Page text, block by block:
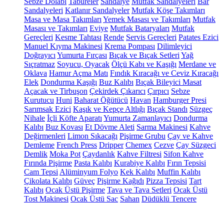
Sandalyeleri Katlanır Sandalyeler Mutfak Köşe Takımları
Masa ve Masa Takımları Yemek Masası ve Takımları Mutfak
Masası ve Takımları Eviye Mutfak Bataryaları Mutfak
Gereçleri Kesme Tahtası Rende Servis Gereçleri Patates Ezici
Manuel Kıyma Makinesi Krema Pompası Dilimleyici
Doğrayıcı Yumurta Fırçası Bıçak ve Bıçak Setleri Yağ
Sıçratmaz Soyucu, Oyacak Ölçü Kabı ve Kaşığı Merdane ve
Oklava Hamur Açma Matı Fındık Kıracağı ve Ceviz Kıracağı
Elek Dondurma Kaşığı Buz Kalıbı Bıçak Bileyici Masat
Açacak ve Tirbuşon Çekirdek Çıkarıcı Çırpıcı Sebze
Kurutucu Huni Baharat Öğütücü Havan Hamburger Presi
Sarımsak Ezici Kaşık ve Kepçe Altlığı Bıçak Standı Süzgeç
Nihale İçli Köfte Aparatı Yumurta Zamanlayıcı Dondurma
Kalıbı Buz Kovası Et Dövme Aleti Sarma Makinesi Kahve
Değirmenleri Limon Sıkacağı Pişirme Grubu Çay ve Kahve
Demleme French Press Dripper Chemex Cezve Çay Süzgeci
Demlik Moka Pot Çaydanlık Kahve Filtresi Sifon Kahve
Fırında Pişirme Pasta Kalıbı Kurabiye Kalıbı Fırın Tepsisi
Cam Tepsi Alüminyum Folyo Kek Kalıbı Muffin Kalıbı
Çikolata Kalıbı Güveç Pişirme Kağıdı Pizza Tepsisi Tart
Kalıbı Ocak Üstü Pişirme Tava ve Tava Setleri Ocak Üstü
Tost Makinesi Ocak Üstü Sac Sahan Düdüklü Tencere